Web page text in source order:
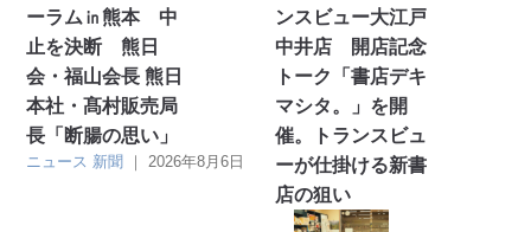
ーラム㏌熊本 中
止を決断 熊日
会・福山会長 熊日
本社・髙村販売局
長「断腸の思い」
ニュース 新聞 ｜2026年8月6日
ンスビュー大江戸
中井店 開店記念
トーク「書店デキ
マシタ。」を開
催。トランスビュ
ーが仕掛ける新書
店の狙い